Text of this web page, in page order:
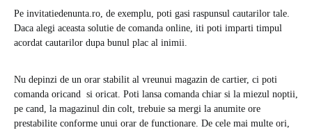
Pe invitatiedenunta.ro, de exemplu, poti gasi raspunsul cautarilor tale.
Daca alegi aceasta solutie de comanda online, iti poti imparti timpul
acordat cautarilor dupa bunul plac al inimii.
Nu depinzi de un orar stabilit al vreunui magazin de cartier, ci poti
comanda oricand si oricat. Poti lansa comanda chiar si la miezul noptii,
pe cand, la magazinul din colt, trebuie sa mergi la anumite ore
prestabilite conforme unui orar de functionare. De cele mai multe ori,